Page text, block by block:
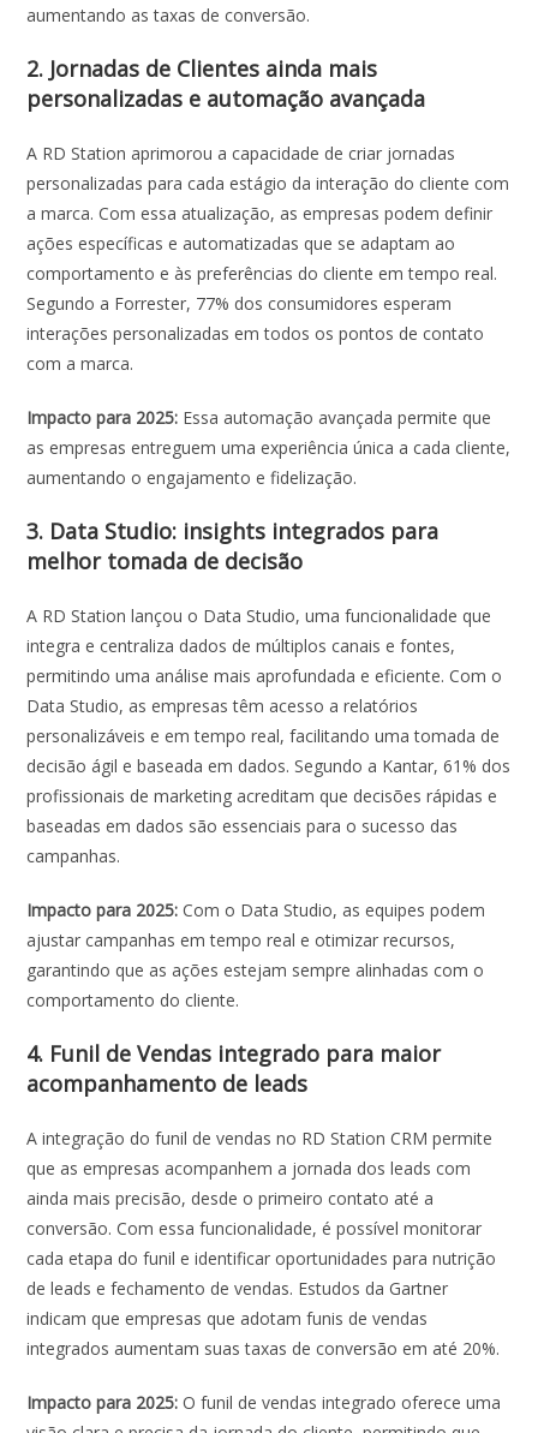
aumentando as taxas de conversão.
2. Jornadas de Clientes ainda mais
personalizadas e automação avançada
A RD Station aprimorou a capacidade de criar jornadas
personalizadas para cada estágio da interação do cliente com
a marca. Com essa atualização, as empresas podem definir
ações específicas e automatizadas que se adaptam ao
comportamento e às preferências do cliente em tempo real.
Segundo a Forrester, 77% dos consumidores esperam
interações personalizadas em todos os pontos de contato
com a marca​.
Impacto para 2025: Essa automação avançada permite que
as empresas entreguem uma experiência única a cada cliente,
aumentando o engajamento e fidelização.
3. Data Studio: insights integrados para
melhor tomada de decisão
A RD Station lançou o Data Studio, uma funcionalidade que
integra e centraliza dados de múltiplos canais e fontes,
permitindo uma análise mais aprofundada e eficiente. Com o
Data Studio, as empresas têm acesso a relatórios
personalizáveis e em tempo real, facilitando uma tomada de
decisão ágil e baseada em dados. Segundo a Kantar, 61% dos
profissionais de marketing acreditam que decisões rápidas e
baseadas em dados são essenciais para o sucesso das
campanhas​.
Impacto para 2025: Com o Data Studio, as equipes podem
ajustar campanhas em tempo real e otimizar recursos,
garantindo que as ações estejam sempre alinhadas com o
comportamento do cliente.
4. Funil de Vendas integrado para maior
acompanhamento de leads
A integração do funil de vendas no RD Station CRM permite
que as empresas acompanhem a jornada dos leads com
ainda mais precisão, desde o primeiro contato até a
conversão. Com essa funcionalidade, é possível monitorar
cada etapa do funil e identificar oportunidades para nutrição
de leads e fechamento de vendas. Estudos da Gartner
indicam que empresas que adotam funis de vendas
integrados aumentam suas taxas de conversão em até 20%.
Impacto para 2025: O funil de vendas integrado oferece uma